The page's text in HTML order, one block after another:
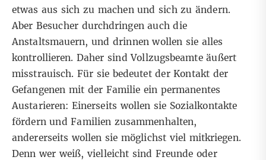
etwas aus sich zu machen und sich zu ändern.
Aber Besucher durchdringen auch die
Anstaltsmauern, und drinnen wollen sie alles
kontrollieren. Daher sind Vollzugsbeamte äußert
misstrauisch. Für sie bedeutet der Kontakt der
Gefangenen mit der Familie ein permanentes
Austarieren: Einerseits wollen sie Sozialkontakte
fördern und Familien zusammenhalten,
andererseits wollen sie möglichst viel mitkriegen.
Denn wer weiß, vielleicht sind Freunde oder